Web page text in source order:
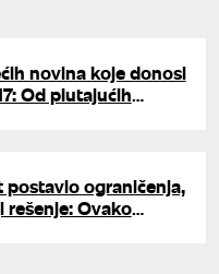
novina koje donosi
Od plutajućih
postavio ograničenja,
rešenje: Ovako